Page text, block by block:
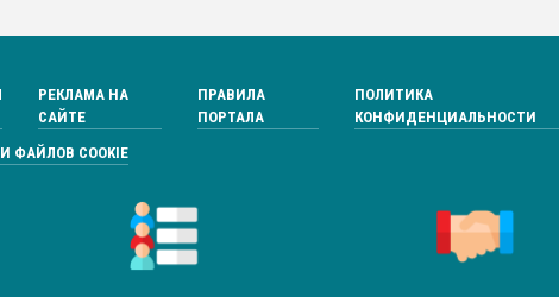
РЕКЛАМА НА
САЙТЕ
ПРАВИЛА
ПОРТАЛА
ПОЛИТИКА
КОНФИДЕНЦИАЛЬНОСТИ
COOKIE